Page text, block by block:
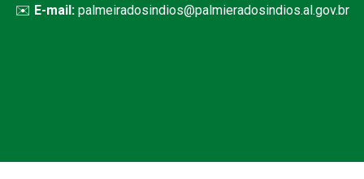
✉️ E-mail: palmeiradosindios@palmieradosindios.al.gov.br